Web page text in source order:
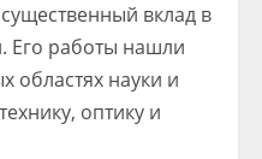
вклад в
Его работы нашли
областях науки и
оптику и